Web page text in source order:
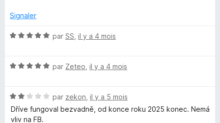
u
5
Signaler
N
é
u
r
5
par SS il y a 4 mois
N
é
5
s
par Zeteo il y a 4 mois
N
o
t
par zekon il y a 5 mois
Dříve fungoval bezvadně, od konce roku 2025 konec. Nemá
vliv na FB.